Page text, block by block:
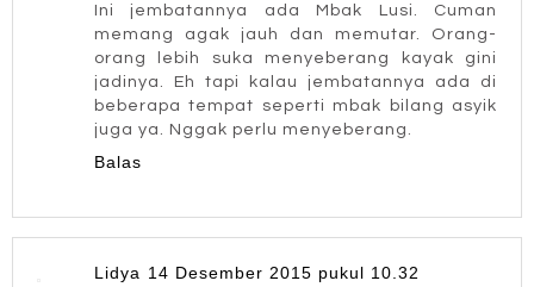
Ini jembatannya ada Mbak Lusi. Cuman
memang agak jauh dan memutar. Orang-
orang lebih suka menyeberang kayak gini
jadinya. Eh tapi kalau jembatannya ada di
beberapa tempat seperti mbak bilang asyik
juga ya. Nggak perlu menyeberang.
Balas
Lidya 14 Desember 2015 pukul 10.32